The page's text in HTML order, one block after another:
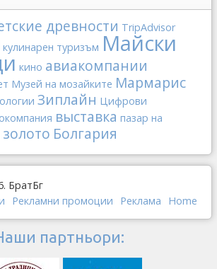
древности TripAdvisor
кулинарен туризъм Майски
кино авиакомпании
Музей на мозайките Мармарис
Зиплайн Цифрови
выставка пазар на
золото Болгария
БратБг
Рекламни промоции Реклама Home
партньори: